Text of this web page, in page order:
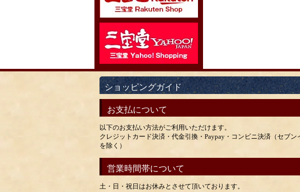
ショッピングガイド
お支払について
以下のお支払い方法がご利用いただけます。
クレジットカード決済・代金引換・Paypay・コンビニ決済（セブン
を除く）
営業時間帯について
土・日・祝日はお休みとさせて頂いております。